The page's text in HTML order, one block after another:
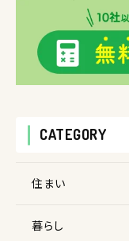
CATEGORY
住まい
暮らし